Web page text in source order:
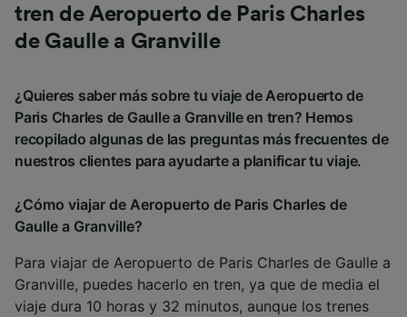
tren de Aeropuerto de Paris Charles
de Gaulle a Granville
¿Quieres saber más sobre tu viaje de Aeropuerto de
Paris Charles de Gaulle a Granville en tren? Hemos
recopilado algunas de las preguntas más frecuentes de
nuestros clientes para ayudarte a planificar tu viaje.
¿Cómo viajar de Aeropuerto de Paris Charles de
Gaulle a Granville?
Para viajar de Aeropuerto de Paris Charles de Gaulle a
Granville, puedes hacerlo en tren, ya que de media el
viaje dura 10 horas y 32 minutos, aunque los trenes